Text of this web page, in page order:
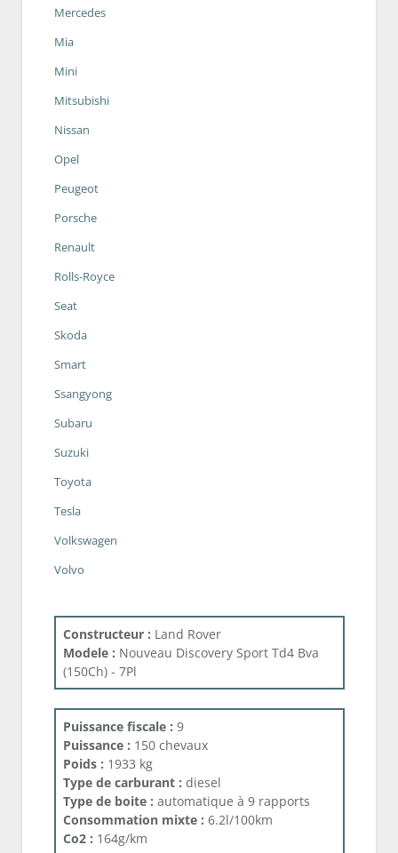
Mercedes
Mia
Mini
Mitsubishi
Nissan
Opel
Peugeot
Porsche
Renault
Rolls-Royce
Seat
Skoda
Smart
Ssangyong
Subaru
Suzuki
Toyota
Tesla
Volkswagen
Volvo
Constructeur : Land Rover
Modele : Nouveau Discovery Sport Td4 Bva
(150Ch) - 7Pl
Puissance fiscale : 9
Puissance : 150 chevaux
Poids : 1933 kg
Type de carburant : diesel
Type de boite : automatique à 9 rapports
Consommation mixte : 6.2l/100km
Co2 : 164g/km